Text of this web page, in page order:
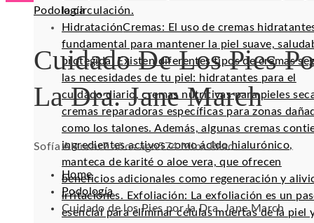
la circulación.
HidrataciónCremas: El uso de cremas
fundamental para mantener la piel suave,
protegida. Existen diferentes tipos de cremas
las necesidades de tu piel: hidratantes para el
cuidado diario, cremas nutritivas para pieles
cremas reparadoras específicas para zonas
como los talones. Además, algunas cremas
ingredientes activos como ácido hialurónico,
manteca de karité o aloe vera, que ofrecen
beneficios adicionales como regeneración y
irritaciones. Exfoliación: La exfoliación es un
esencial para eliminar células muertas de la piel
Podología
Cuidado De Los Pies
La Dra. Jane March
Sofía Alencar7 años ago574 Mins Read
Home
Podología
Cuidado de los Pies por la Dra. Jane March